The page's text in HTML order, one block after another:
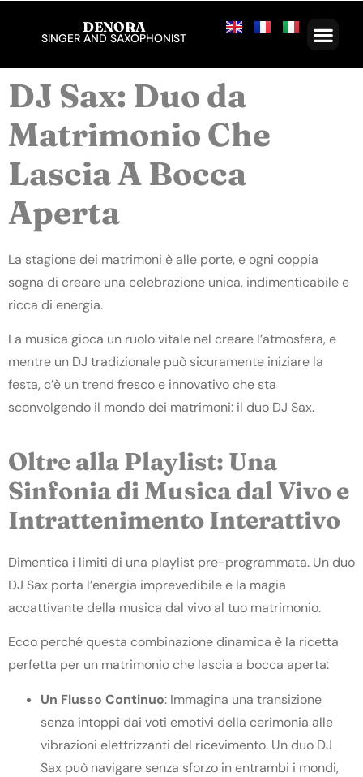
DENORA
SINGER AND SAXOPHONIST
DJ Sax: Duo da
Matrimonio Che
Lascia A Bocca
Aperta
La stagione dei matrimoni è alle porte, e ogni coppia
sogna di creare una celebrazione unica, indimenticabile e
ricca di energia.
La musica gioca un ruolo vitale nel creare l’atmosfera, e
mentre un DJ tradizionale può sicuramente iniziare la
festa, c’è un trend fresco e innovativo che sta
sconvolgendo il mondo dei matrimoni: il duo DJ Sax.
Oltre alla Playlist: Una
Sinfonia di Musica dal Vivo e
Intrattenimento Interattivo
Dimentica i limiti di una playlist pre-programmata. Un duo
DJ Sax porta l’energia imprevedibile e la magia
accattivante della musica dal vivo al tuo matrimonio.
Ecco perché questa combinazione dinamica è la ricetta
perfetta per un matrimonio che lascia a bocca aperta:
Un Flusso Continuo: Immagina una transizione
senza intoppi dai voti emotivi della cerimonia alle
vibrazioni elettrizzanti del ricevimento. Un duo DJ
Sax può navigare senza sforzo in entrambi i mondi,